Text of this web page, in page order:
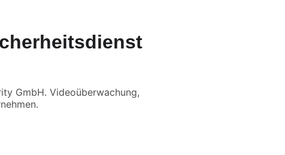
GmbH. Videoüberwachung,